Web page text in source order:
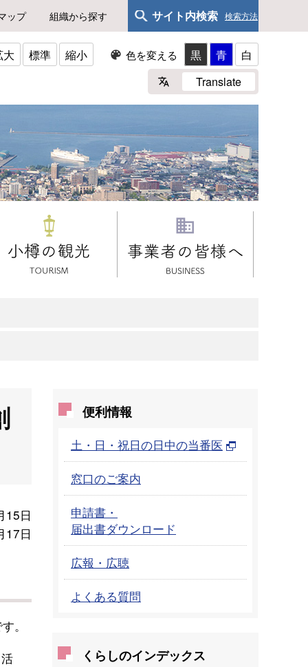
ップ 組織から探す サイト内検索 検索方法
大 標準 縮小 色を変える 黒 青
白
Translate
15日
17日
。
便利情報
土・日・祝日の日中の当番医
窓口のご案内
申請書・
届出書ダウンロード
広報・広聴
よくある質問
くらしのインデックス